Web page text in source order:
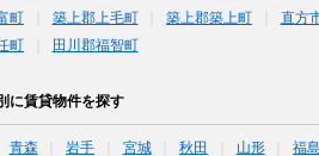
町
築上郡上毛町 築上郡築上町 直方
町
田川郡福智町
に賃貸物件を探す
青森 岩手 宮城 秋田 山形 福島